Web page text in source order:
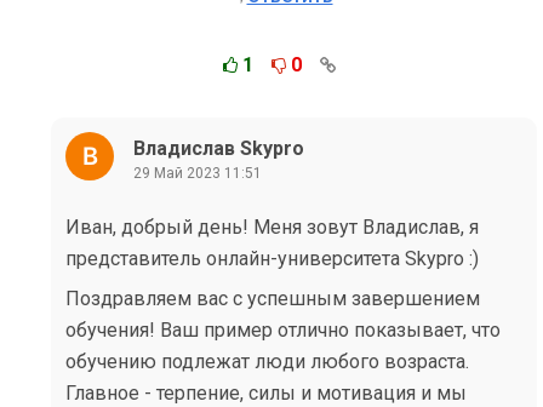
1 0
Владислав Skypro
29 Май 2023 11:51
Иван, добрый день! Меня зовут Владислав, я
представитель онлайн-университета Skypro :)
Поздравляем вас с успешным завершением
обучения! Ваш пример отлично показывает, что
обучению подлежат люди любого возраста.
Главное - терпение, силы и мотивация и мы